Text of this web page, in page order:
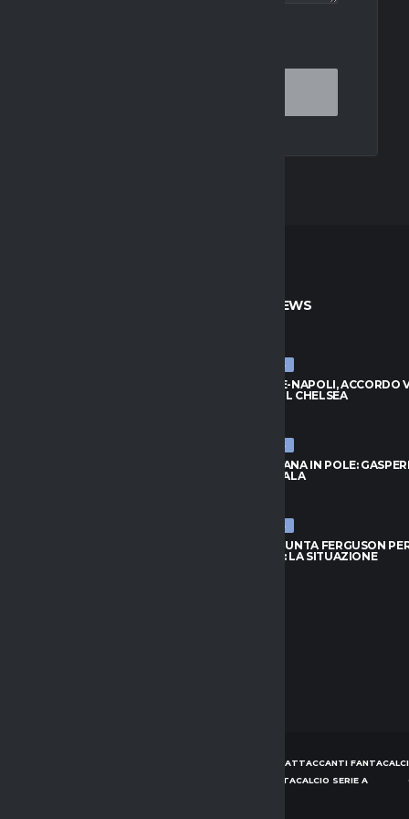
THE NEXT TIME I COMMENT.
ULTIME NEWS
ULTIME NEWS
BADIASHILE-NAPOLI, ACCORDO
TRATTA COL CHELSEA
ULTIME NEWS
ROMA, FOFANA IN POLE:
ASPETTA L’ALA
ULTIME NEWS
TORINO, SPUNTA FERGUSON
L’ATTACCO: LA SITUAZIONE
CONSIGLI ATTACCANTI
CONSIGLI DIFENSORI FANTACALCIO SERIE A